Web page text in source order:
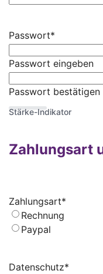
Passwort*
Passwort eingeben
Passwort bestätigen
Stärke-Indikator
Zahlungsart
Zahlungsart*
Rechnung
Paypal
Datenschutz*